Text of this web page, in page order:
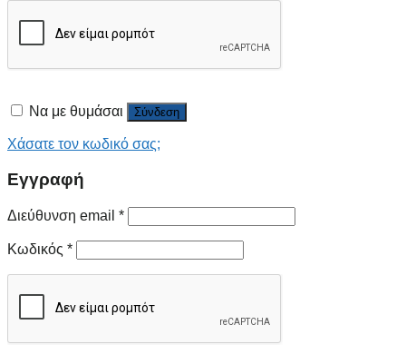
Να με θυμάσαι Σύνδεση
Χάσατε τον κωδικό σας;
Εγγραφή
Διεύθυνση email *
Κωδικός *